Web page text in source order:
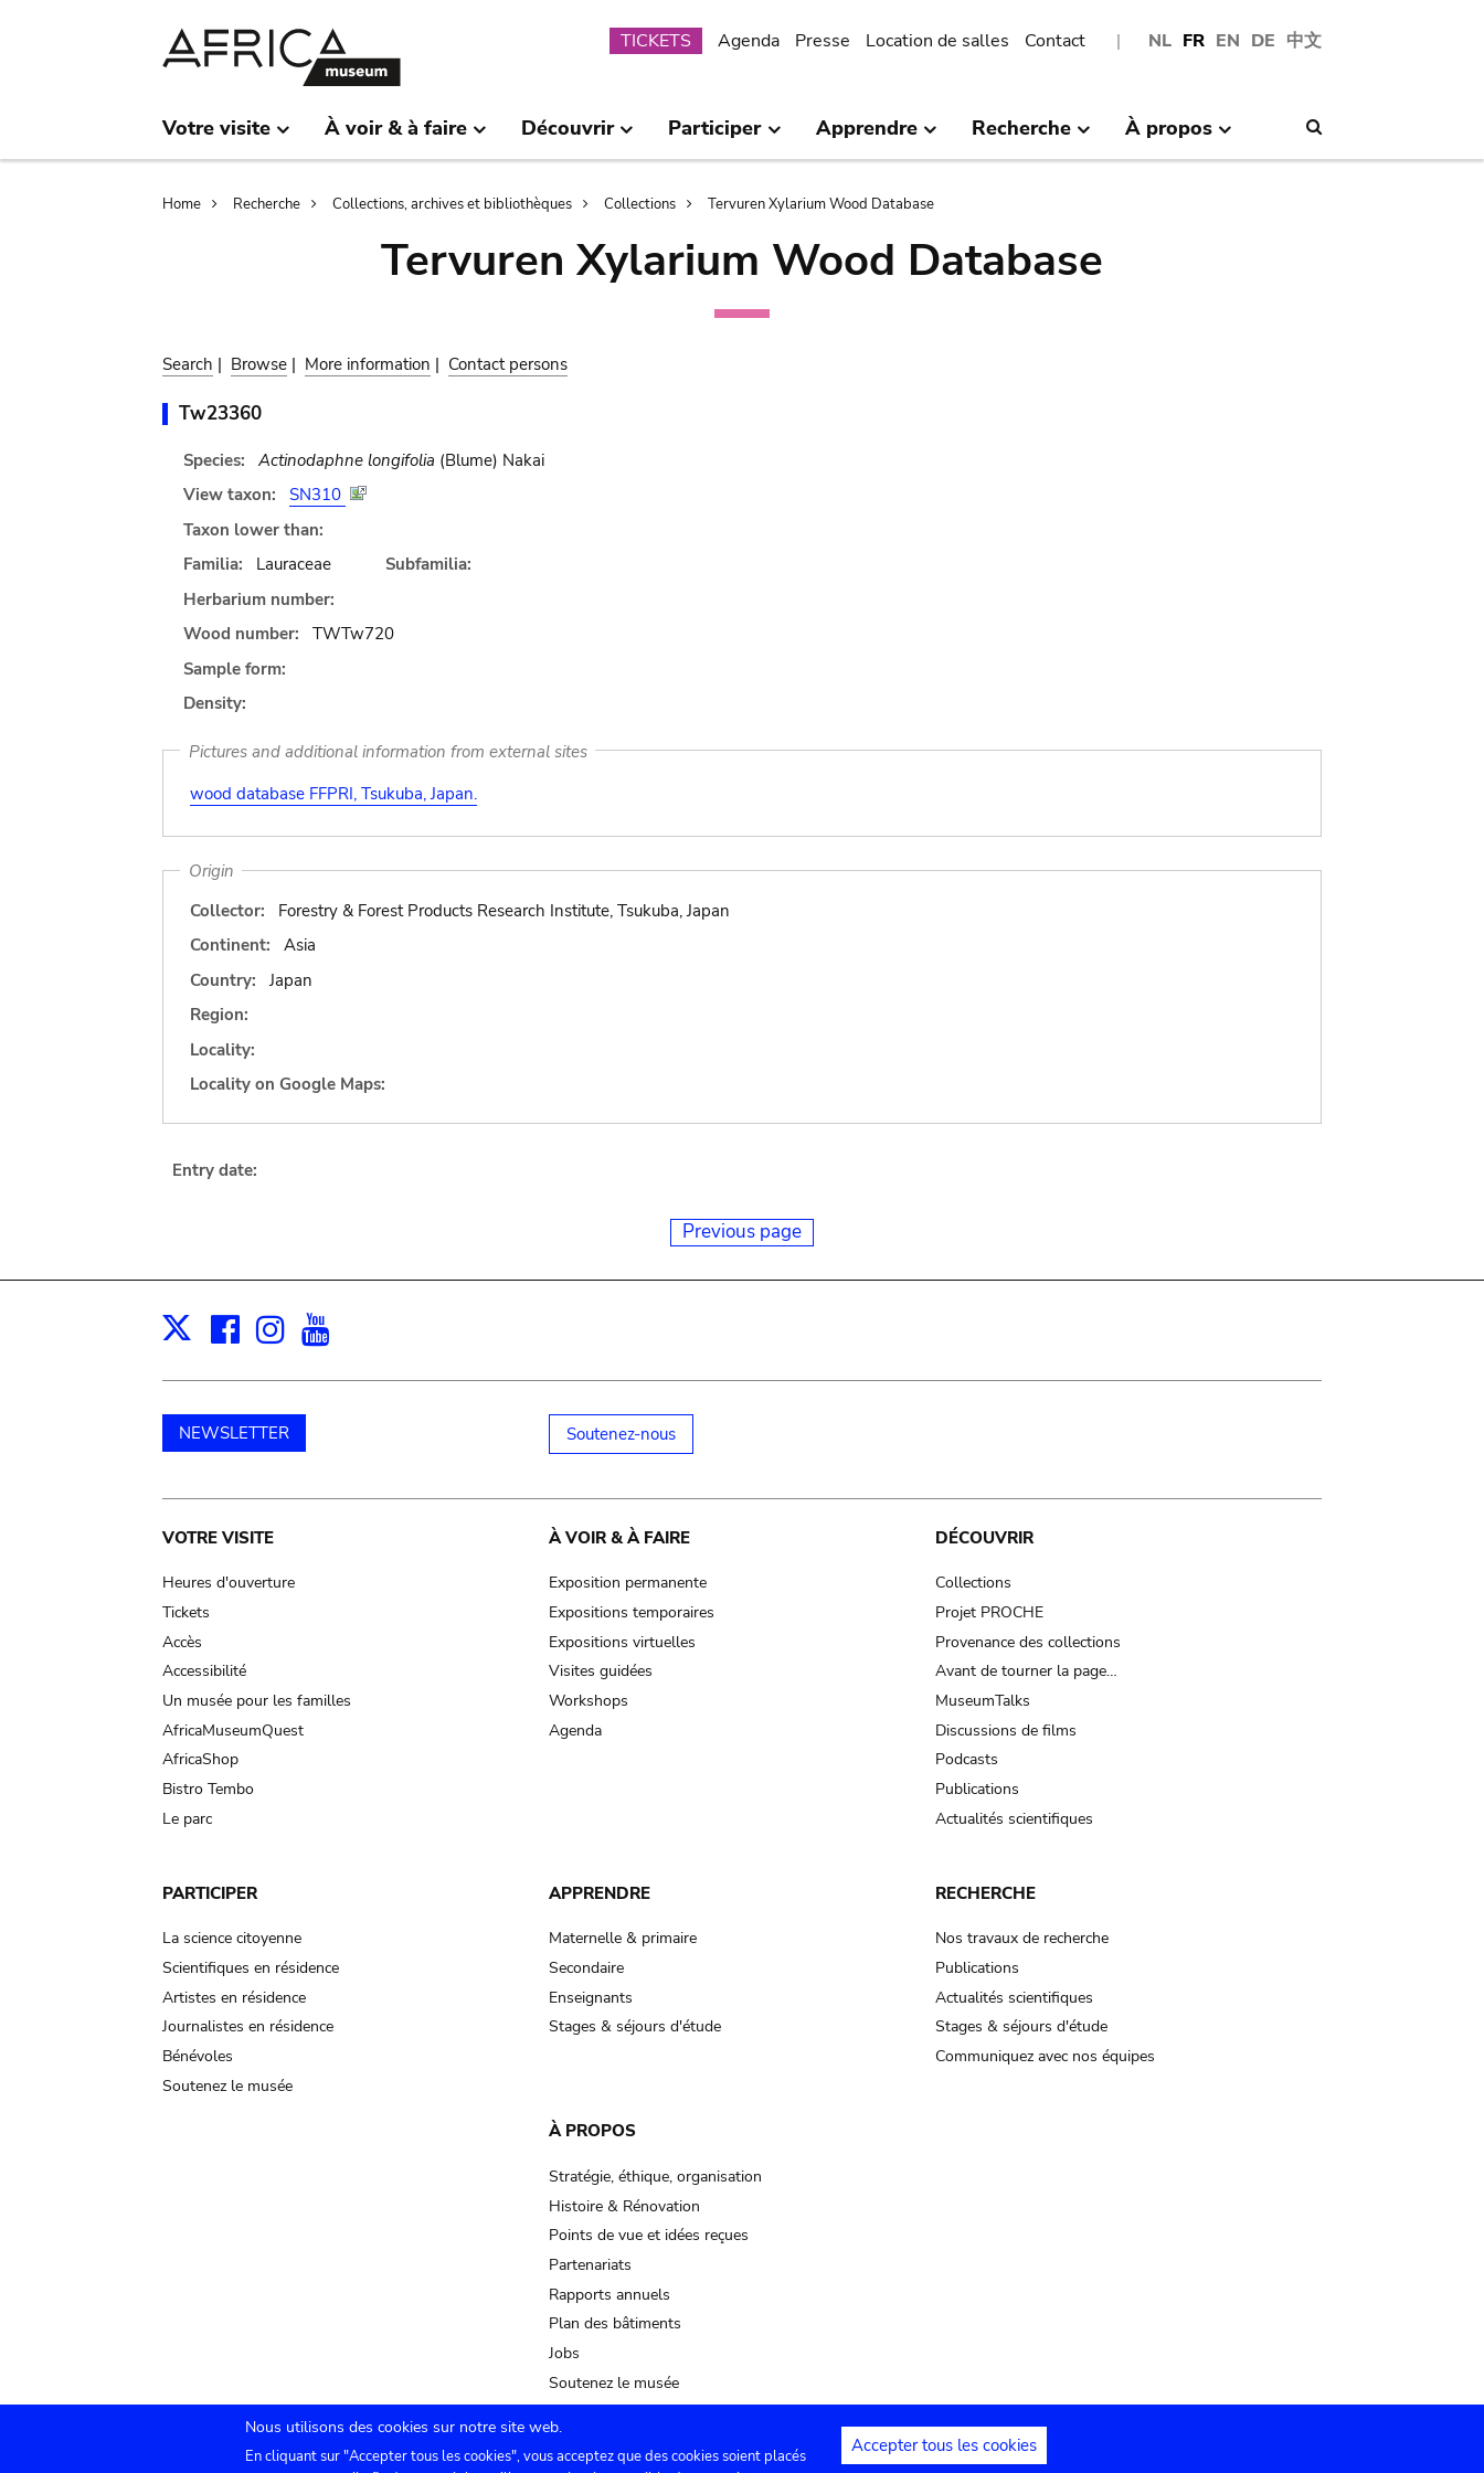
NL FR EN DE 中文
Submenu
TICKETS Agenda Presse Location de salles Contact
Votre visite À voir & à faire Découvrir Participer Apprendre Recherche À propos
Breadcrumb
Home Recherche Collections, archives et bibliothèques Collections Tervuren Xylarium Wood Database
Tervuren Xylarium Wood Database
Search | Browse | More information | Contact persons
Tw23360
Species: Actinodaphne longifolia (Blume) Nakai
View taxon:
SN310
Taxon lower than:
Familia:
Lauraceae
Subfamilia:
Herbarium number:
Wood number:
TWTw720
Sample form:
Density:
Pictures and additional information from external sites
wood database FFPRI, Tsukuba, Japan.
Origin
Collector:
Forestry & Forest Products Research Institute, Tsukuba, Japan
Continent:
Asia
Country:
Japan
Region:
Locality:
Locality on Google Maps:
Entry date:
Previous page
X Facebook
Instagram
NEWSLETTER Soutenez-nous
Main
navigation
VOTRE VISITE
Heures d'ouverture
Tickets
Accès
Accessibilité
Un musée pour les familles
AfricaMuseumQuest
AfricaShop
Bistro Tembo
Le parc
À VOIR & À FAIRE
Exposition permanente
Expositions temporaires
Expositions virtuelles
Visites guidées
Workshops
Agenda
DÉCOUVRIR
Collections
Projet PROCHE
Provenance des collections
Avant de tourner la page…
MuseumTalks
Discussions de films
Podcasts
Publications
Actualités scientifiques
PARTICIPER
La science citoyenne
Scientifiques en résidence
Artistes en résidence
Journalistes en résidence
Bénévoles
Soutenez le musée
APPRENDRE
Maternelle & primaire
Secondaire
Enseignants
Stages & séjours d'étude
RECHERCHE
Nos travaux de recherche
Publications
Actualités scientifiques
Stages & séjours d'étude
Communiquez avec nos équipes
À PROPOS
Stratégie, éthique, organisation
Histoire & Rénovation
Points de vue et idées reçues
Partenariats
Rapports annuels
Plan des bâtiments
Jobs
Soutenez le musée
Nous utilisons des cookies sur notre site web.
En cliquant sur "Accepter tous les cookies", vous acceptez que des cookies soient placés
Accepter tous les cookies